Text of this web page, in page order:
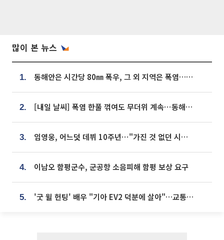
많이 본 뉴스
1. 동해안은 시간당 80㎜ 폭우, 그 외 지역은 폭염…‘극과 극 날씨’
2. [내일 날씨] 폭염 한풀 꺾여도 무더위 계속⋯동해안 이틀 연속 비
3. 임영웅, 어느덧 데뷔 10주년⋯"가진 것 없던 시절, 내 앞엔 20명의 팬뿐"
4. 이남오 함평군수, 군공항 소음피해 함평 보상 요구
5. '굿 윌 헌팅' 배우 "기아 EV2 덕분에 살아"…교통사고 후 안전성 극찬